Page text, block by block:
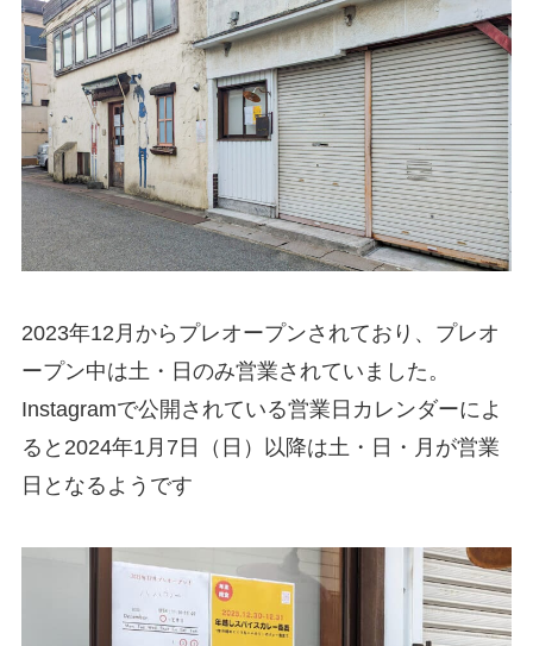
2023年12月からプレオープンされており、プレオ
ープン中は土・日のみ営業されていました。
Instagramで公開されている営業日カレンダーによ
ると2024年1月7日（日）以降は土・日・月が営業
日となるようです